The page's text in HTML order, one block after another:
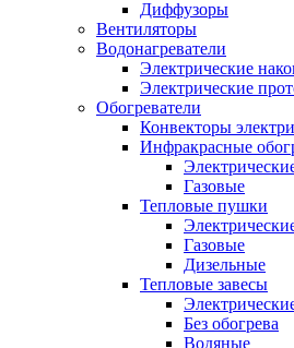
Диффузоры
Вентиляторы
Водонагреватели
Электрические
Электрические
Обогреватели
Конвекторы
Инфракрасные
Газовые
Тепловые пушки
Газовые
Дизельные
Тепловые завесы
Без обогрева
Водяные